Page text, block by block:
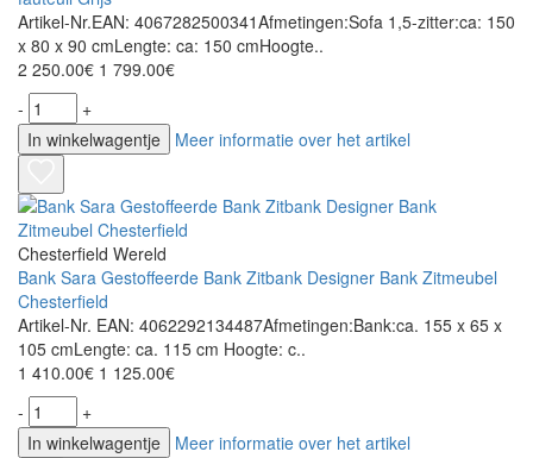
Artikel-Nr.EAN: 4067282500341Afmetingen:Sofa 1,5-zitter:ca: 150
x 80 x 90 cmLengte: ca: 150 cmHoogte..
2 250.00€ 1 799.00€
-
+
In winkelwagentje
Meer informatie over het artikel
Chesterfield Wereld
Bank Sara Gestoffeerde Bank Zitbank Designer Bank Zitmeubel
Chesterfield
Artikel-Nr. EAN: 4062292134487Afmetingen:Bank:ca. 155 x 65 x
105 cmLengte: ca. 115 cm Hoogte: c..
1 410.00€ 1 125.00€
-
+
In winkelwagentje
Meer informatie over het artikel